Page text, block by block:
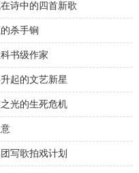
诗中的四首新歌
杀手锏
书级作家
起的文艺新星
光的生死危机
写歌拍戏计划